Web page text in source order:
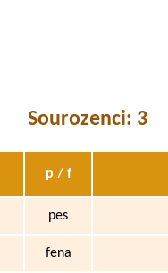
Sourozenci: 3
p / f
pes
fena